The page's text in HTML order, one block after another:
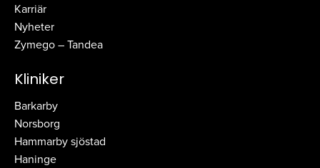
Karriär
Nyheter
Zymego – Tandea
Kliniker
Barkarby
Norsborg
Hammarby sjöstad
Haninge